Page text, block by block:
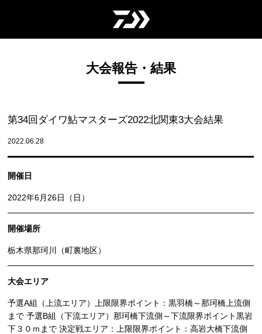
大会報告・結果
第34回ダイワ鮎マスターズ2022北関東3大会結果
2022.06.28
開催日
2022年6月26日（日）
開催場所
栃木県那珂川（町裏地区）
大会エリア
予選A組（上流エリア）上限限界ポイント：黒羽橋～那珂橋上流側
まで 予選B組（下流エリア）那珂橋下流側～下流限界ポイント黒岩
下３０ｍまで 決定戦エリア：上限限界ポイント：高岩大橋下流側